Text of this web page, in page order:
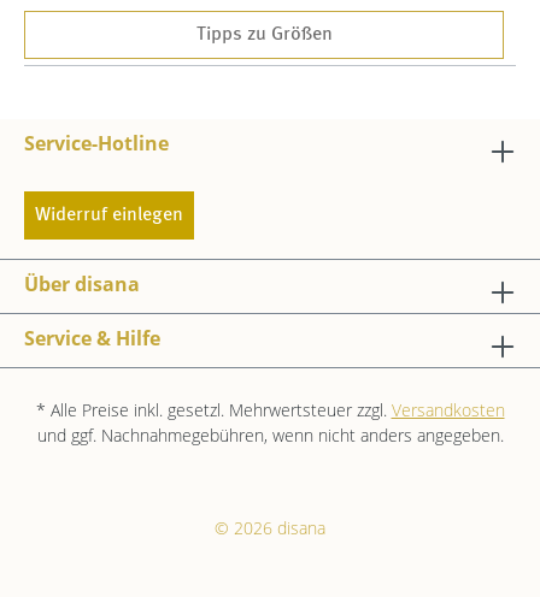
Tipps zu Größen
Service-Hotline
Widerruf einlegen
Über disana
Service & Hilfe
* Alle Preise inkl. gesetzl. Mehrwertsteuer zzgl. Versandkosten
und ggf. Nachnahmegebühren, wenn nicht anders angegeben.
© 2026 disana